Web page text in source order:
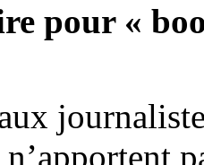
pour «